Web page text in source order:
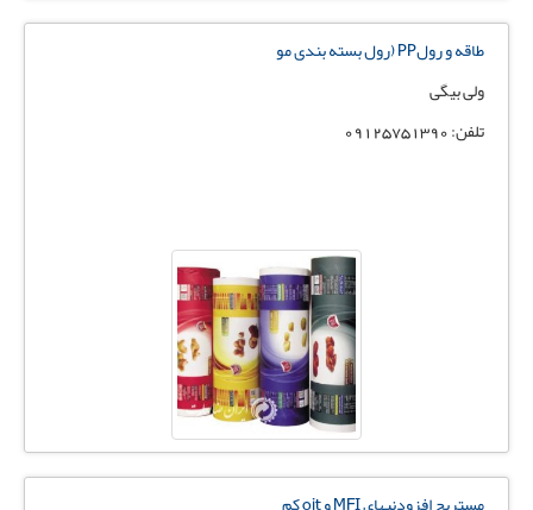
طاقه و رولPP (رول بسته بندی مو
ولی بیگی
تلفن: 09125751390